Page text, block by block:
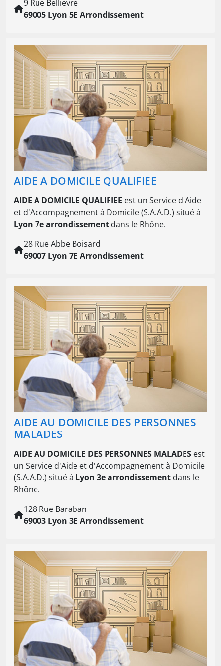
9 Rue Bellievre
69005 Lyon 5E Arrondissement
AIDE A DOMICILE QUALIFIEE
AIDE A DOMICILE QUALIFIEE est un Service d'Aide
et d'Accompagnement à Domicile (S.A.A.D.) situé à
Lyon 7e arrondissement dans le Rhône.
28 Rue Abbe Boisard
69007 Lyon 7E Arrondissement
AIDE AU DOMICILE DES PERSONNES
MALADES
AIDE AU DOMICILE DES PERSONNES MALADES est
un Service d'Aide et d'Accompagnement à Domicile
(S.A.A.D.) situé à Lyon 3e arrondissement dans le
Rhône.
128 Rue Baraban
69003 Lyon 3E Arrondissement